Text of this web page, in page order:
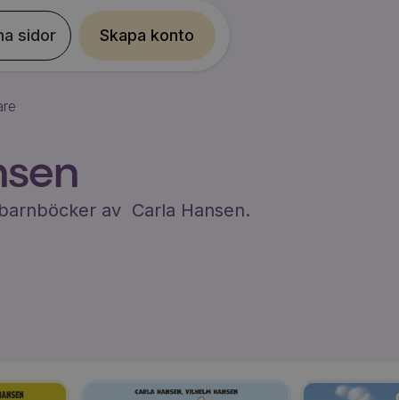
sidor Skapa konto
av Carla Hansen.